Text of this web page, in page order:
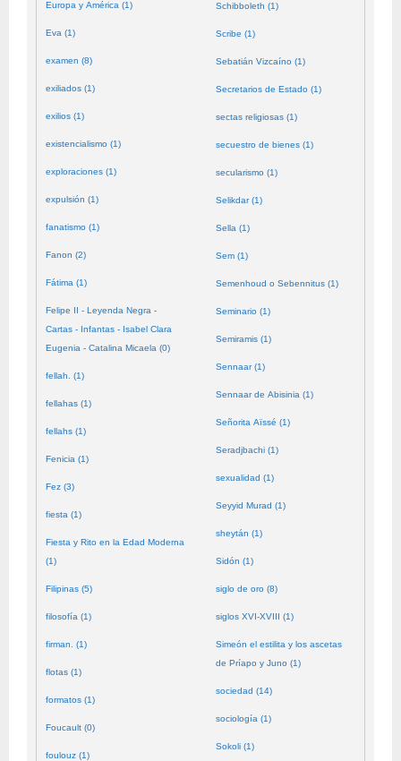
Europa y América (1)
Eva (1)
examen (8)
exiliados (1)
exilios (1)
existencialismo (1)
exploraciones (1)
expulsión (1)
fanatismo (1)
Fanon (2)
Fátima (1)
Felipe II - Leyenda Negra -
Cartas - Infantas - Isabel Clara
Eugenia - Catalina Micaela (0)
fellah. (1)
fellahas (1)
fellahs (1)
Fenicia (1)
Fez (3)
fiesta (1)
Fiesta y Rito en la Edad Moderna
(1)
Filipinas (5)
filosofía (1)
firman. (1)
flotas (1)
formatos (1)
Foucault (0)
foulouz (1)
Schibboleth (1)
Scribe (1)
Sebatián Vizcaíno (1)
Secretarios de Estado (1)
sectas religiosas (1)
secuestro de bienes (1)
secularismo (1)
Selikdar (1)
Sella (1)
Sem (1)
Semenhoud o Sebennitus (1)
Seminario (1)
Semiramis (1)
Sennaar (1)
Sennaar de Abisinia (1)
Señorita Aïssé (1)
Seradjbachi (1)
sexualidad (1)
Seyyid Murad (1)
sheytán (1)
Sidón (1)
siglo de oro (8)
siglos XVI-XVIII (1)
Simeón el estilita y los ascetas
de Príapo y Juno (1)
sociedad (14)
sociología (1)
Sokoli (1)